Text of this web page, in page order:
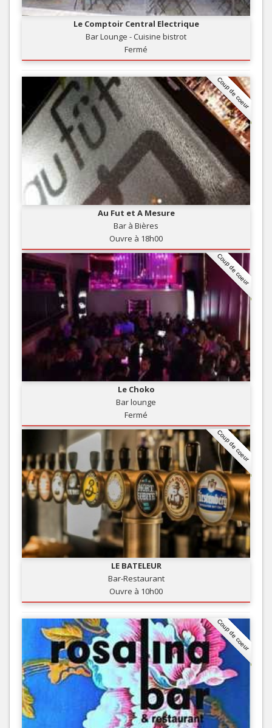
Le Comptoir Central Electrique
Bar Lounge - Cuisine bistrot
Fermé
Coup de coeur
Au Fut et A Mesure
Bar à Bières
Ouvre à 18h00
Coup de coeur
Le Choko
Bar lounge
Fermé
Coup de coeur
LE BATELEUR
Bar-Restaurant
Ouvre à 10h00
Coup de coeur